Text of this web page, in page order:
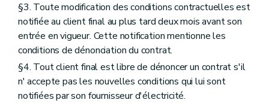
§3. Toute modification des conditions contractuelles est
notifiée au client final au plus tard deux mois avant son
entrée en vigueur. Cette notification mentionne les
conditions de dénonciation du contrat.
§4. Tout client final est libre de dénoncer un contrat s'il
n' accepte pas les nouvelles conditions qui lui sont
notifiées par son fournisseur d'électricité.